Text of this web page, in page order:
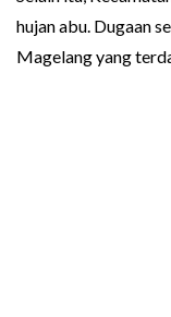
hujan abu. Dugaan
Magelang yang